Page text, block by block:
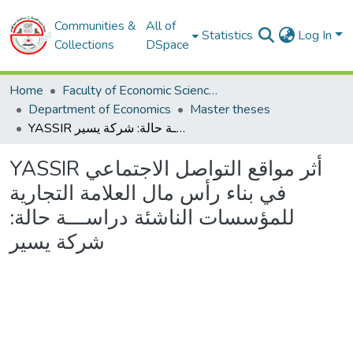
Communities &
Collections
All of
DSpace
Statistics Log In
Home
Faculty of Economic Sciences, Commerce and Management Sciences
Department of Economics
Master theses
YASSIR أثر مواقع التواصل الاجتماعي في بناء رأس مال العلامة التجارية للمؤسسات الناشئة دراســـة حالة: شركة يسير
YASSIR أثر مواقع التواصل الاجتماعي
في بناء رأس مال العلامة التجارية
للمؤسسات الناشئة دراســـة حالة:
شركة يسير